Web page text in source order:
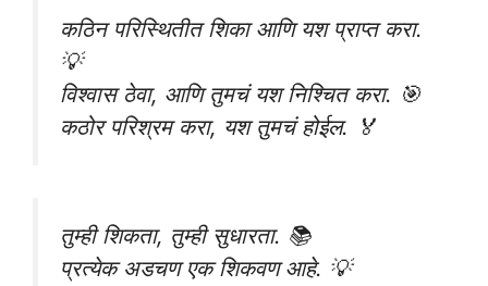
कठिन परिस्थितीत शिका आणि यश प्राप्त करा.
💡
विश्वास ठेवा, आणि तुमचं यश निश्चित करा. 🎯
कठोर परिश्रम करा, यश तुमचं होईल. 🏅
तुम्ही शिकता, तुम्ही सुधारता. 📚
प्रत्येक अडचण एक शिकवण आहे. 💡